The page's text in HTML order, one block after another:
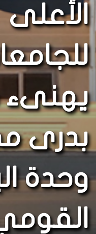
الأعلى
يهنىء
بدرى
وحدة